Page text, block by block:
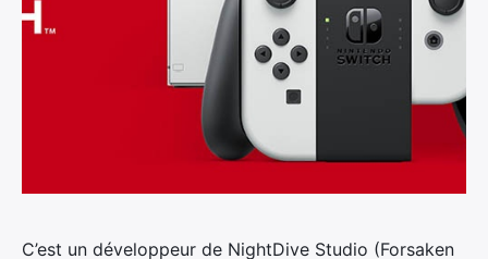
C’est un développeur de NightDive Studio (Forsaken